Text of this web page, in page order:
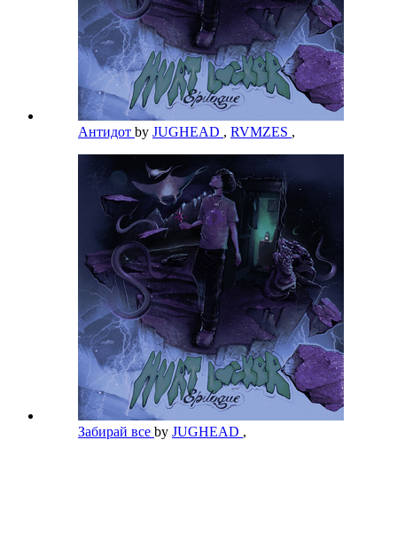
Антидот by JUGHEAD , RVMZES ,
Забирай все by JUGHEAD ,